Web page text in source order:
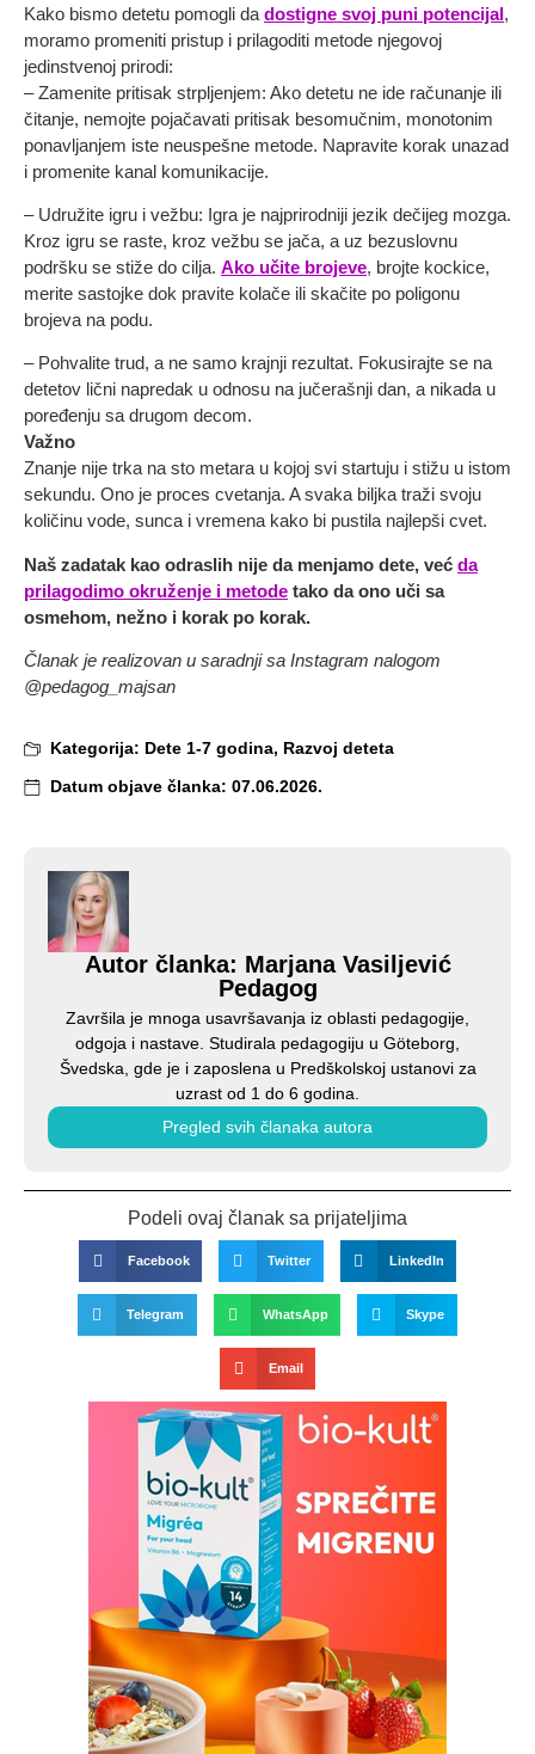
Kako bismo detetu pomogli da dostigne svoj puni potencijal,
moramo promeniti pristup i prilagoditi metode njegovoj
jedinstvenoj prirodi:
– Zamenite pritisak strpljenjem: Ako detetu ne ide računanje ili
čitanje, nemojte pojačavati pritisak besomučnim, monotonim
ponavljanjem iste neuspešne metode. Napravite korak unazad
i promenite kanal komunikacije.
– Udružite igru i vežbu: Igra je najprirodniji jezik dečijeg mozga.
Kroz igru se raste, kroz vežbu se jača, a uz bezuslovnu
podršku se stiže do cilja. Ako učite brojeve, brojte kockice,
merite sastojke dok pravite kolače ili skačite po poligonu
brojeva na podu.
– Pohvalite trud, a ne samo krajnji rezultat. Fokusirajte se na
detetov lični napredak u odnosu na jučerašnji dan, a nikada u
poređenju sa drugom decom.
Važno
Znanje nije trka na sto metara u kojoj svi startuju i stižu u istom
sekundu. Ono je proces cvetanja. A svaka biljka traži svoju
količinu vode, sunca i vremena kako bi pustila najlepši cvet.
Naš zadatak kao odraslih nije da menjamo dete, već da
prilagodimo okruženje i metode tako da ono uči sa
osmehom, nežno i korak po korak.
Članak je realizovan u saradnji sa Instagram nalogom
@pedagog_majsan
Kategorija: Dete 1-7 godina, Razvoj deteta
Datum objave članka: 07.06.2026.
Autor članka: Marjana Vasiljević
Pedagog
Završila je mnoga usavršavanja iz oblasti pedagogije,
odgoja i nastave. Studirala pedagogiju u Göteborg,
Švedska, gde je i zaposlena u Predškolskoj ustanovi za
uzrast od 1 do 6 godina.
Pregled svih članaka autora
Podeli ovaj članak sa prijateljima
Facebook Twitter LinkedIn
Telegram WhatsApp Skype
Email